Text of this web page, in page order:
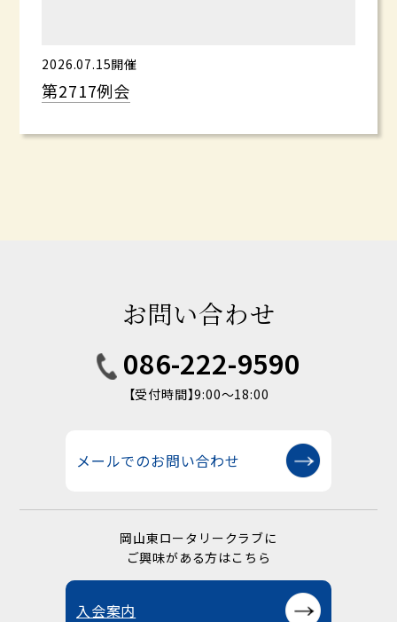
2026.07.15開催
第2717例会
お問い合わせ
086-222-9590
【受付時間】9:00〜18:00
メールでのお問い合わせ
岡山東ロータリークラブに
ご興味がある方はこちら
入会案内